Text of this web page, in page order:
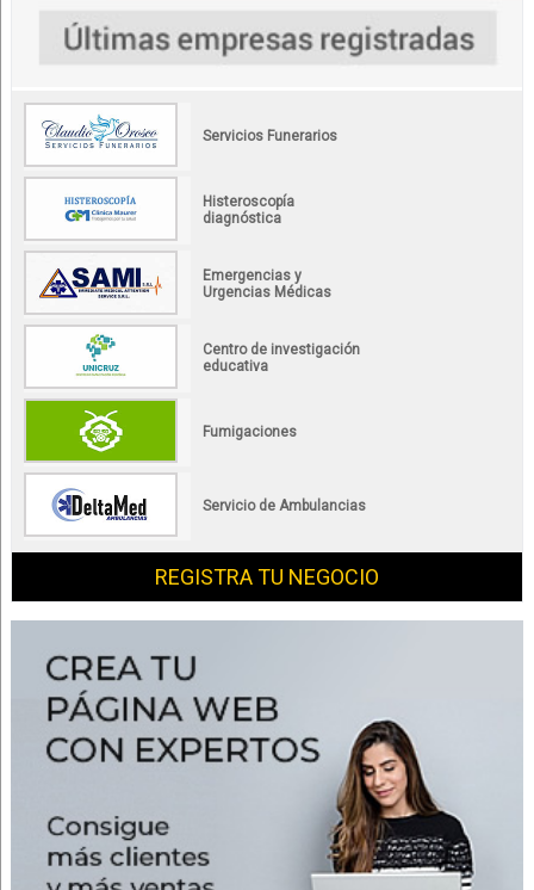
Servicios Funerarios
Histeroscopía
diagnóstica
Emergencias y
Urgencias Médicas
Centro de investigación
educativa
Fumigaciones
Servicio de Ambulancias
REGISTRA TU NEGOCIO